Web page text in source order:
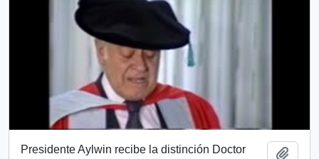
Presidente Aylwin recibe la distinción Doctor